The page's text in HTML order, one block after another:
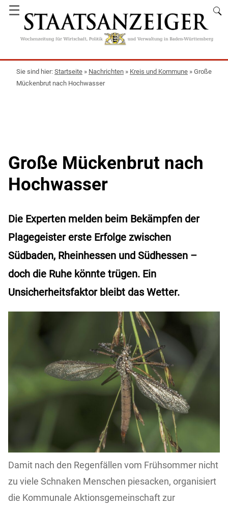
☰
Startseite » Nachrichten » Kreis und Kommune » Große
Mückenbrut nach Hochwasser
Große Mückenbrut nach
Hochwasser
Die Experten melden beim Bekämpfen der
Plagegeister erste Erfolge zwischen
Südbaden, Rheinhessen und Südhessen –
doch die Ruhe könnte trügen. Ein
Unsicherheitsfaktor bleibt das Wetter.
Damit nach den Regenfällen vom Frühsommer nicht
zu viele Schnaken Menschen piesacken, organisiert
die Kommunale Aktionsgemeinschaft zur